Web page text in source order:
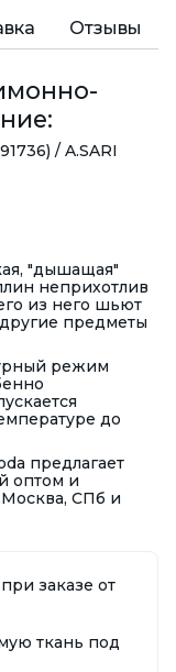
Отзывы
/ A.SARI
"дышащая"
неприхотлив
из него шьют
предметы
режим
до
предлагает
оптом и
СПб и
заказе от
ткань под